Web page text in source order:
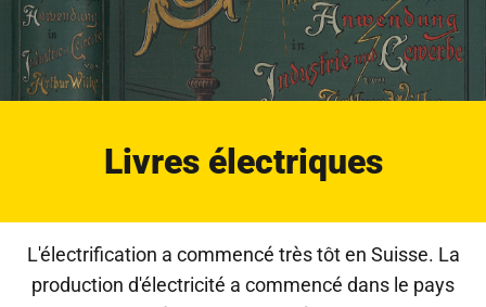
Livres électriques
L'électrification a commencé très tôt en Suisse. La
production d'électricité a commencé dans le pays